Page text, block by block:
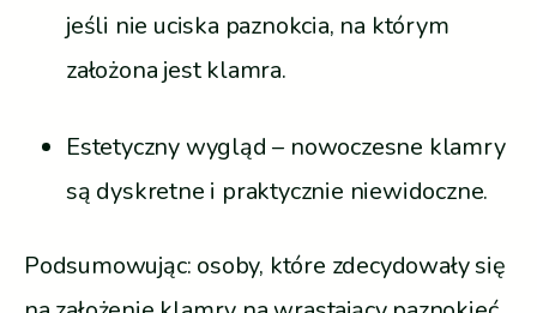
jeśli nie uciska paznokcia, na którym
założona jest klamra.
Estetyczny wygląd – nowoczesne klamry
są dyskretne i praktycznie niewidoczne.
Podsumowując: osoby, które zdecydowały się